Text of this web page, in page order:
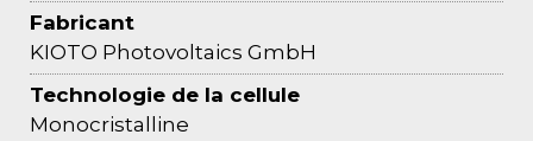
Fabricant
KIOTO Photovoltaics GmbH
Technologie de la cellule
Monocristalline